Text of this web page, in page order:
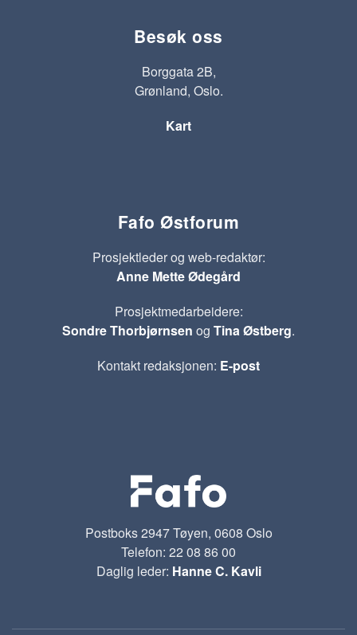
Besøk oss
Borggata 2B,
Grønland, Oslo.
Kart
Fafo Østforum
Prosjektleder og web-redaktør:
Anne Mette Ødegård
Prosjektmedarbeidere:
Sondre Thorbjørnsen og Tina Østberg.
Kontakt redaksjonen: E-post
Postboks 2947 Tøyen, 0608 Oslo
Telefon: 22 08 86 00
Daglig leder: Hanne C. Kavli